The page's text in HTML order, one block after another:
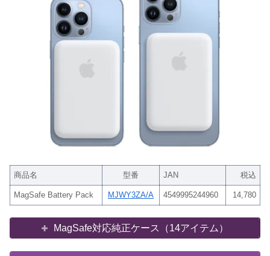
商品名 型番 JAN 税込
MagSafe Battery Pack MJWY3ZA/A 4549995244960 14,780
MagSafe対応純正ケース（14アイテム）